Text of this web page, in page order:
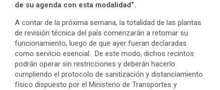
de su agenda con esta modalidad”.
A contar de la próxima semana, la totalidad de las plantas
de revisión técnica del país comenzarán a retomar su
funcionamiento, luego de que ayer fueran declaradas
como servicio esencial. De este modo, dichos recintos
podrán operar sin restricciones y deberán hacerlo
cumpliendo el protocolo de sanitización y distanciamiento
físico dispuesto por el Ministerio de Transportes y